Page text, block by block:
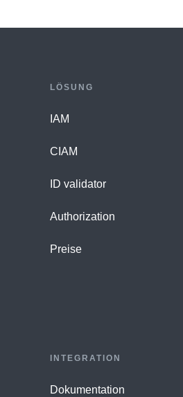
LÖSUNG
IAM
CIAM
ID validator
Authorization
Preise
INTEGRATION
Dokumentation